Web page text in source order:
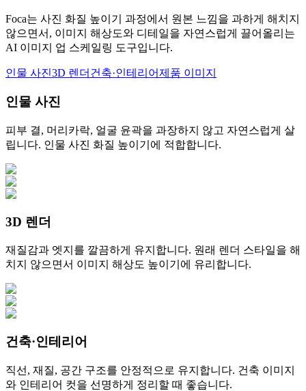
Foca는 사진 화질 높이기 과정에서 원본 느낌을 과하게 해치지
않으면서, 이미지 해상도와 디테일을 자연스럽게 끌어올리는
AI 이미지 업 스케일링 도구입니다.
인물 사진3D 렌더 건축·인테리어제품 이미지
인물 사진
피부 결, 머리카락, 얼굴 윤곽을 과장하지 않고 자연스럽게 살
립니다. 인물 사진 화질 높이기에 적합합니다.
3D 렌더
재질감과 엣지를 깔끔하게 유지합니다. 원래 렌더 스타일을 해
치지 않으면서 이미지 해상도 높이기에 유리합니다.
건축·인테리어
직선, 재질, 공간 구조를 안정적으로 유지합니다. 건축 이미지
와 인테리어 컷을 선명하게 정리할 때 좋습니다.